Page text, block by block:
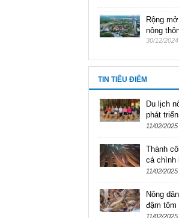
Rộng
nông
30/12/
TIN TIÊU ĐIỂM
Du lịch
phát
'Thị
11/02/
Thành
cá chình
tuần
11/02/
Nông
đậm tôm
Tết năm
11/02/